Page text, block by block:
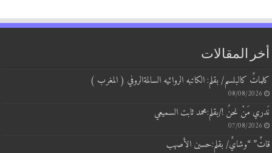
المقالات
كالبلسم/ بقلم: الكاتبه الروائيه السالمةالروفي ( المغرب )
08/08/
مَنْ نحنُ !/بقلم:محمد ثابت السميعي
07/08/
“وشايٌ/ بقلم:حسين الأصهب